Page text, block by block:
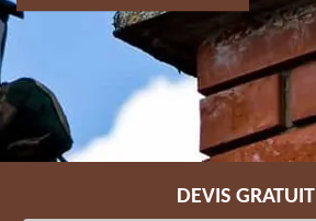
DEVIS GRATUIT